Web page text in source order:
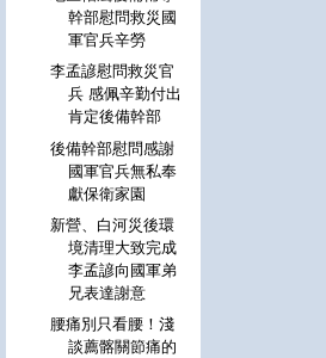
幹部慰問救災國
軍官兵辛勞
李孟諺慰問救災官
兵 感佩辛勤付出
肯定後備幹部
後備幹部慰問感謝
國軍官兵無私奉
獻保衛家園
新營、白河災後環
境清理大致完成
李孟諺向國軍弟
兄表達謝意
腰痛別只看腰！淺
談薦髂關節痛的